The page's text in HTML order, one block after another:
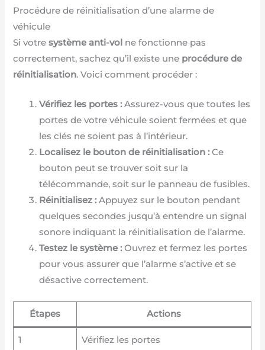
Procédure de réinitialisation d’une alarme de
véhicule
Si votresystème anti-vol ne fonctionne pas
correctement, sachez qu’il existe une procédure de
réinitialisation. Voici comment procéder :
Vérifiez les portes :Assurez-vous que toutes les
portes de votre véhicule soient fermées et que
les clés ne soient pas à l’intérieur.
Localisez le bouton de réinitialisation :Ce
bouton peut se trouver soit sur la
télécommande, soit sur le panneau de fusibles.
Réinitialisez :Appuyez sur le bouton pendant
quelques secondes jusqu’à entendre un signal
sonore indiquant la réinitialisation de l’alarme.
Testez le système :Ouvrez et fermez les portes
pour vous assurer que l’alarme s’active et se
désactive correctement.
Étapes Actions
1 Vérifiez les portes